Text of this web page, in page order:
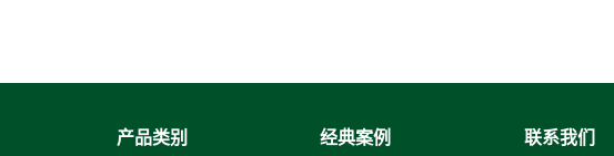
产品类别 经典案例 联系我们